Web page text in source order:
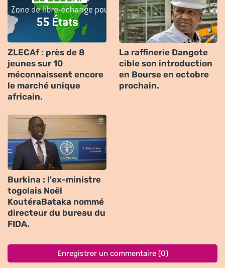
ZLECAf : près de 8
jeunes sur 10
méconnaissent encore
le marché unique
africain.
La raffinerie Dangote
cible son introduction
en Bourse en octobre
prochain.
Burkina : l'ex-ministre
togolais Noël
KoutéraBataka nommé
directeur du bureau du
FIDA.
Enregistrer un commentaire (0)